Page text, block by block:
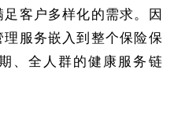
客户多样化的需求。因
服务嵌入到整个保险保
、全人群的健康服务链